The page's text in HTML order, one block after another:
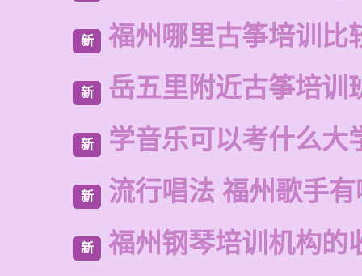
新 福州哪里古筝培训比
新 岳五里附近古筝培训
新 学音乐可以考什么大
新 流行唱法 福州歌手
新 福州钢琴培训机构的